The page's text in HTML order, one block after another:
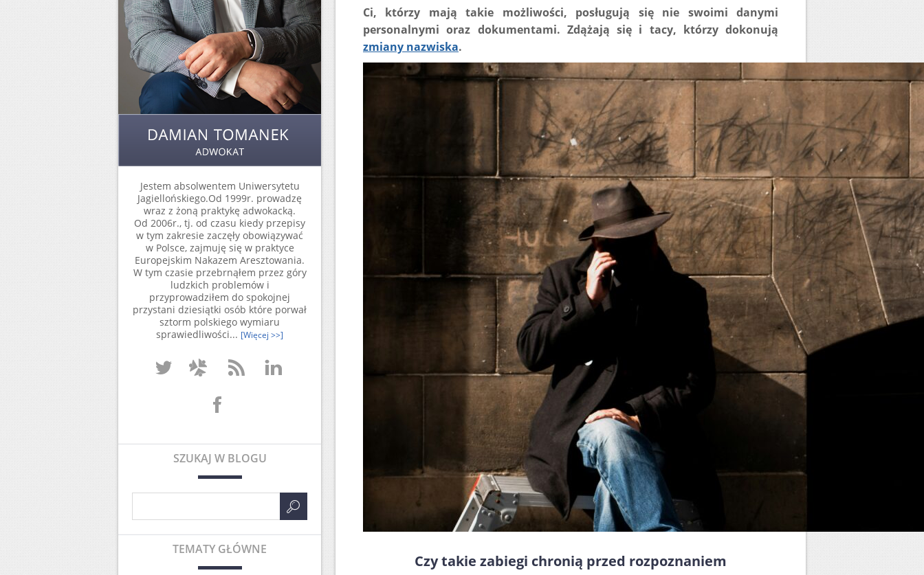
Ci, którzy mają takie możliwości, posługują się nie swoimi danymi
personalnymi oraz dokumentami. Zdążają się i tacy, którzy dokonują
zmiany nazwiska.
Czy takie zabiegi chronią przed rozpoznaniem
Jestem absolwentem Uniwersytetu
Jagiellońskiego.Od 1999r. prowadzę
wraz z żoną praktykę adwokacką.
Od 2006r., tj. od czasu kiedy przepisy
w tym zakresie zaczęły obowiązywać
w Polsce, zajmuję się w praktyce
Europejskim Nakazem Aresztowania.
W tym czasie przebrnąłem przez góry
ludzkich problemów i
przyprowadziłem do spokojnej
przystani dziesiątki osób które porwał
sztorm polskiego wymiaru
sprawiedliwości... [Więcej >>]
SZUKAJ W BLOGU
TEMATY GŁÓWNE